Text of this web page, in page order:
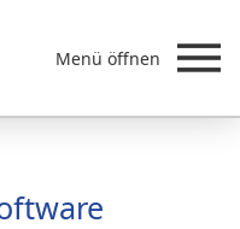
Menü öffnen